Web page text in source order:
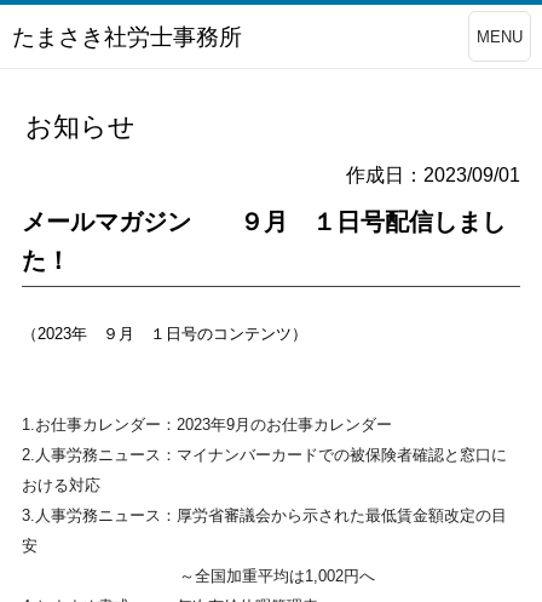
たまさき社労士事務所 MENU
お知らせ
作成日：2023/09/01
メールマガジン ９月 １日号配信しまし
た！
（2023年 ９月 １日号のコンテンツ）
1.お仕事カレンダー：2023年9月のお仕事カレンダー
2.人事労務ニュース：マイナンバーカードでの被保険者確認と 窓口に
おける対応
3.人事労務ニュース：厚労省審議会から示された最低賃金額改定の目
安
～全国加重平均は1,002円へ